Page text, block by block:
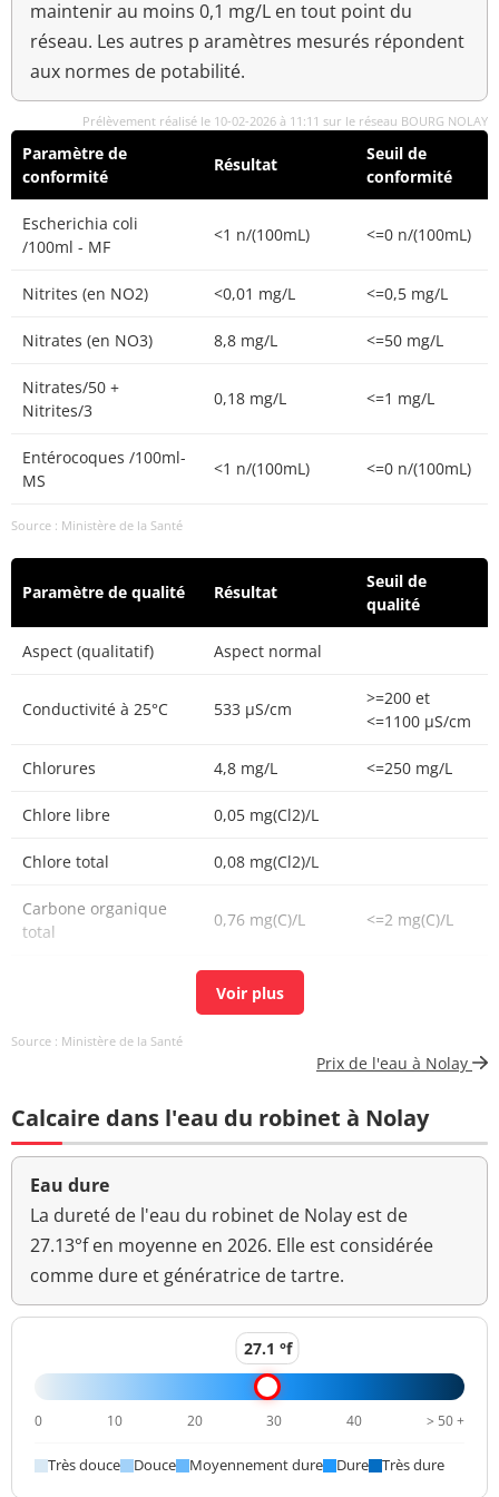
maintenir au moins 0,1 mg/L en tout point du
réseau. Les autres p aramètres mesurés répondent
aux normes de potabilité.
Prélèvement réalisé le 10-02-2026 à 11:11 sur le réseau BOURG NOLAY
Paramètre de
conformité
Résultat
Seuil de
conformité
Escherichia coli
/100ml - MF
<1 n/(100mL) <=0 n/(100mL)
Nitrites (en NO2) <0,01 mg/L <=0,5 mg/L
Nitrates (en NO3) 8,8 mg/L <=50 mg/L
Nitrates/50 +
Nitrites/3
0,18 mg/L <=1 mg/L
Entérocoques /100ml-
MS
<1 n/(100mL) <=0 n/(100mL)
Source : Ministère de la Santé
Paramètre de qualité Résultat
Seuil de
qualité
Aspect (qualitatif) Aspect normal
Conductivité à 25°C 533 µS/cm
>=200 et
<=1100 µS/cm
Chlorures 4,8 mg/L <=250 mg/L
Chlore libre 0,05 mg(Cl2)/L
Chlore total 0,08 mg(Cl2)/L
Carbone organique
total
0,76 mg(C)/L <=2 mg(C)/L
Couleur (qualitatif)
Bactéries coliformes
/100ml-MS
<1 n/(100mL) <=0 n/(100mL)
Bact. aér. revivifiables
à 22°-68h
Bact. aér. revivifiables
à 36°-44h
<1 n/mL
<0,05 mg/L
Odeur (qualitatif)
Aucun
changement
anormal
>=6,5 et <=9
Source : Ministère de la Santé
Prix de l'eau à Nolay
Calcaire dans l'eau du robinet à Nolay
Eau dure
La dureté de l'eau du robinet de Nolay est de
27.13°f en moyenne en 2026. Elle est considérée
comme dure et génératrice de tartre.
27.1 °f
0 10 20 30 40 > 50 +
Très douce Douce Moyennement dure Dure Très dure